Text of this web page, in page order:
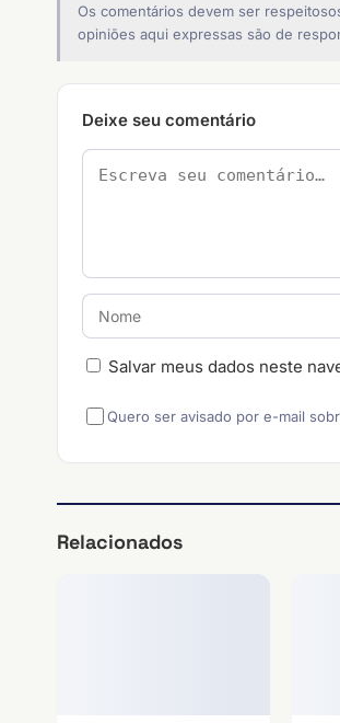
Os comentários devem ser
opiniões aqui expressas são de
Deixe seu comentário
Salvar meus dados neste
Quero ser avisado por e-mail
Relacionados